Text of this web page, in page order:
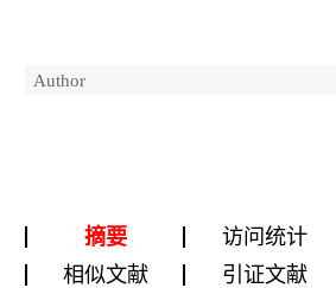
Author
摘要 访问统计
相似文献
引证文献